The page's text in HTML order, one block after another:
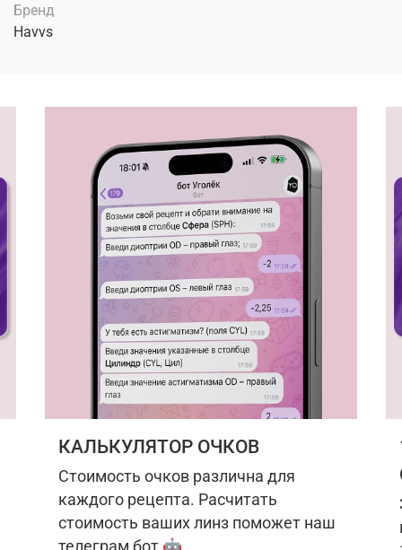
Бренд
Havvs
КАЛЬКУЛЯТОР ОЧКОВ
Стоимость очков различна для
каждого рецепта. Расчитать
стоимость ваших линз поможет наш